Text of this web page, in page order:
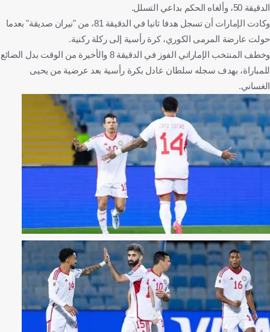
الدقيقة 50، وألغاه الحكم بداعي التسلل.
وكادت الإمارات أن تسجل هدفا ثانيا في الدقيقة 81، من "نيران صديقة" بعدما
حولت عارضة المرمى الكوري، كرة رأسية إلى ركلة ركنية.
وخطف المنتخب الإماراتي الفوز في الدقيقة 8 والأخيرة من الوقت بدل الضائع
للمباراة، بهدف سجله سلطان عادل بكرة رأسية بعد عرضية من يحيى
الغساني.